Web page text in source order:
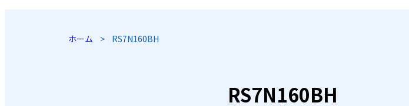
ホーム > RS7N160BH
RS7N160BH